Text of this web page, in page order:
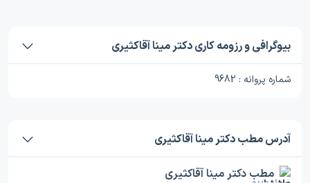
بیوگرافی و رزومه کاری دکتر مینا آقاکثیری
شماره پروانه : 9682
آدرس مطب دکتر مینا آقاکثیری
مطب دکتر مینا آقاکثیری